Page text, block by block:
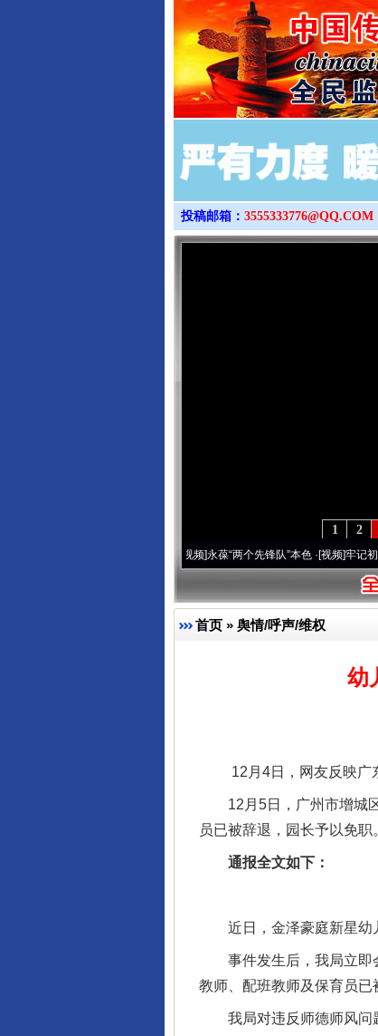
投稿邮箱： 3555333776@QQ.COM
2
1
永葆“两个先锋队”本色·[视频]牢记初心使命 奋
首页 » 舆情/呼声/维权
幼
12月4日，网友反映广东
12月5日，广州市增城区
员已被辞退，园长予以免职
通报全文如下：
近日，金泽豪庭新星幼儿
事件发生后，我局立即会
教师、配班教师及保育员已
我局对违反师德师风问题